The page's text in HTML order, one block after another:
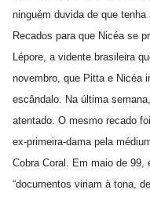
ninguém duvida de que
Recados para que Nicéa se
Lépore, a vidente brasileira
novembro, que Pitta e Nicéa
escândalo. Na última
atentado. O mesmo recado
ex-primeira-dama pela
Cobra Coral. Em maio de 99,
“documentos viriam à tona,